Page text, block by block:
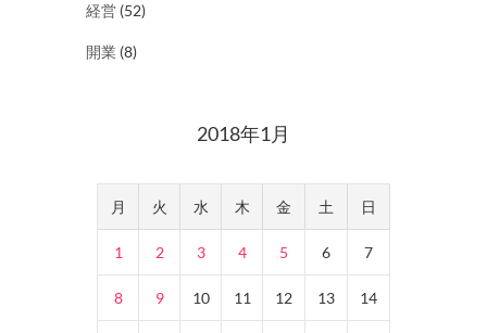
経営 (52)
開業 (8)
2018年1月
月 火 水 木 金 土 日
1 2 3 4 5 6 7
8 9 10 11 12 13 14